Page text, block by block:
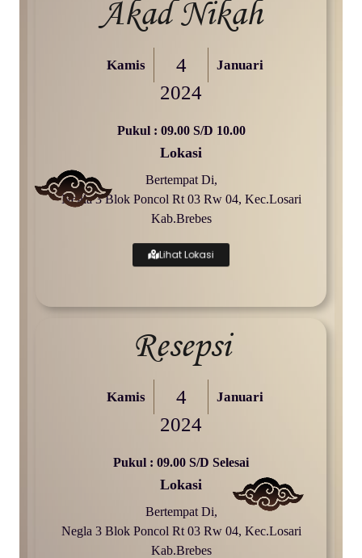
Akad Nikah
Kamis 4 Januari
2024
Pukul : 09.00 S/d 10.00
Lokasi
Bertempat Di,
Negla 3 Blok Poncol Rt 03 Rw 04, Kec.Losari
Kab.Brebes
Lihat Lokasi
Resepsi
Kamis 4 Januari
2024
Pukul : 09.00 S/d Selesai
Lokasi
Bertempat Di,
Negla 3 Blok Poncol Rt 03 Rw 04, Kec.Losari
Kab.Brebes